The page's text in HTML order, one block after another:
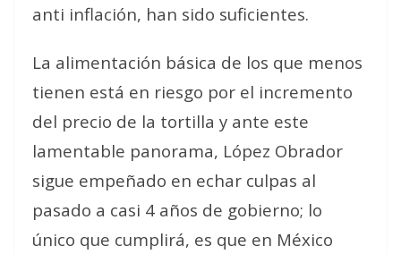
anti inflación, han sido suficientes.
La alimentación básica de los que menos
tienen está en riesgo por el incremento
del precio de la tortilla y ante este
lamentable panorama, López Obrador
sigue empeñado en echar culpas al
pasado a casi 4 años de gobierno; lo
único que cumplirá, es que en México